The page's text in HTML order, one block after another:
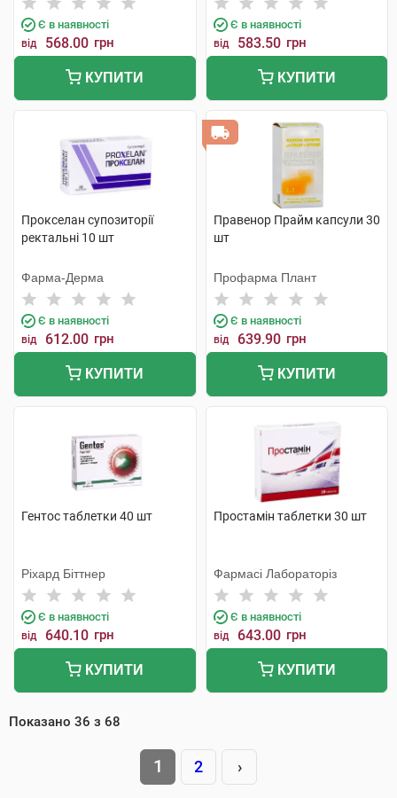
Є в наявності
від 568.00 грн
КУПИТИ
Є в наявності
від 583.50 грн
КУПИТИ
Прокселан супозиторії
ректальні 10 шт
Фарма-Дерма
Є в наявності
від 612.00 грн
КУПИТИ
Правенор Прайм капсули 30
шт
Профарма Плант
Є в наявності
від 639.90 грн
КУПИТИ
Гентос таблетки 40 шт
Ріхард Біттнер
Є в наявності
від 640.10 грн
КУПИТИ
Простамін таблетки 30 шт
Фармасі Лабораторіз
Є в наявності
від 643.00 грн
КУПИТИ
Показано 36 з 68
1 2 ›